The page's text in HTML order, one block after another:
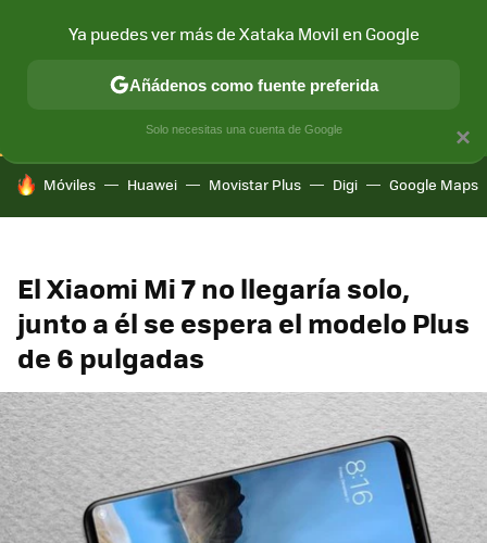
CONECTIVIDAD MÓVIL Y SOCIEDAD APLICACIONES
HOY SE HABLA DE
Móviles Huawei Movistar Plus Digi Google Maps
El Xiaomi Mi 7 no llegaría solo,
junto a él se espera el modelo Plus
de 6 pulgadas
×
Ya puedes ver más de Xataka Movil en Google
Añádenos como fuente preferida
Solo necesitas una cuenta de Google